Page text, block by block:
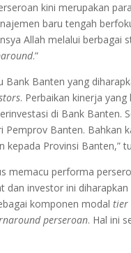
kini merupakan
baru tengah
Allah melalui berbagai
.”
Banten yang
. Perbaikan kinerja
di Bank Banten.
Banten. Bahkan
kepada Provinsi Banten,”
memacu performa
dan investor ini
komponen modal
perseroan. Hal ini